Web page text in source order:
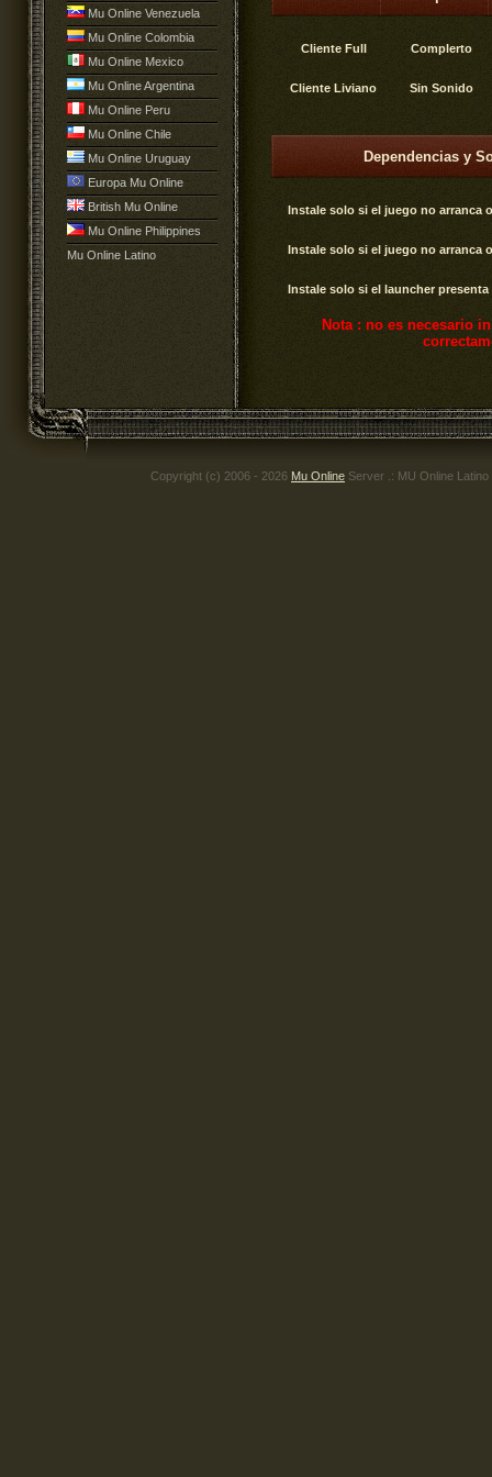
Mu Online Venezuela
Mu Online Colombia
Mu Online Mexico
Mu Online Argentina
Mu Online Peru
Mu Online Chile
Mu Online Uruguay
Europa Mu Online
British Mu Online
Mu Online Philippines
Mu Online Latino
Cliente Full Complerto
Cliente Liviano Sin Sonido
Dependencias y
Instale solo si el juego no arranca
Instale solo si el juego no arranca
Instale solo si el launcher
Nota : no es necesario
Copyright (c) 2006 - 2026 Mu Online Server .: MU Online